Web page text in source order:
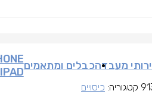
מעבדהכבלים ומתאמים
קטגוריה: כיסויים
IPAD